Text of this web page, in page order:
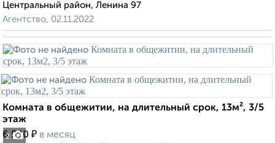
Центральный район, Ленина 97
Агентство, 02.11.2022
2
Комната в общежитии, на длительный срок, 13м², 3/5
этаж
6 500 ₽ в месяц